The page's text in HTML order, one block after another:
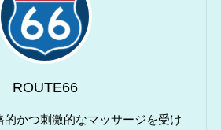
ROUTE66
的かつ刺激的なマッサージを受け